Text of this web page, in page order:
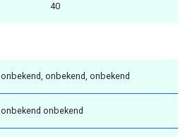
40
onbekend, onbekend, onbekend
onbekend onbekend